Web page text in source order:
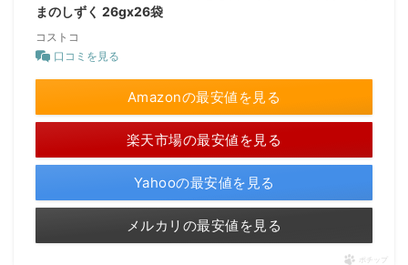
まのしずく 26gx26袋
コストコ
口コミを見る
Amazonの最安値を見る
楽天市場の最安値を見る
Yahooの最安値を見る
メルカリの最安値を見る
ポチップ